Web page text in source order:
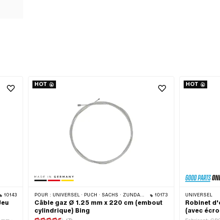
10143
HOT
POUR : UNIVERSEL · PUCH · SACHS · ZÜNDAPP BELMONDO · TOMOS · ALPA CHOPPER / TURBO · DKW · ILO / JLO · KREIDLER · MBK / MOTOBÉCANE · MIELE · MONARK · VICTORIA · ZÜNDAPP 10173
Câble gaz Ø 1.25 mm x 220 cm (embout
cylindrique) Bing
HOT
UNIVERSEL
Robinet
(avec